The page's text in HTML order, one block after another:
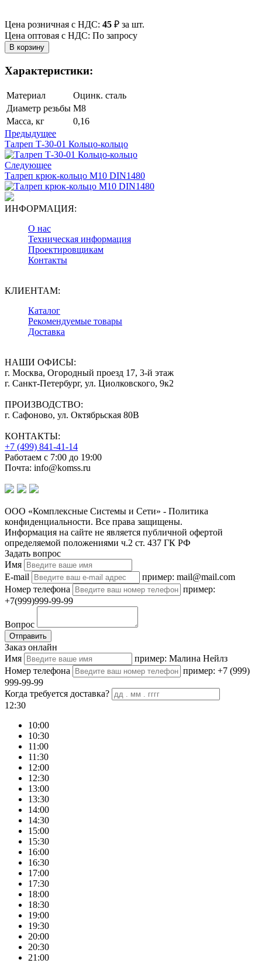
Цена розничная с НДС: 45 ₽ за шт.
Цена оптовая с НДС: По запросу
Характеристики:
Материал
Оцинк. сталь
Диаметр резьбы М8
Масса, кг
0,16
Предыдущее
Талреп Т-30-01 Кольцо-кольцо
Следующее
Талреп крюк-кольцо М10 DIN1480
ИНФОРМАЦИЯ:
О нас
Техническая информация
Проектировщикам
Контакты
КЛИЕНТАМ:
Каталог
Рекомендуемые товары
Доставка
НАШИ ОФИСЫ:
г. Москва, Огородный проезд 17, 3-й этаж
г. Санкт-Петербург, ул. Циолковского, 9к2
ПРОИЗВОДСТВО:
г. Сафоново, ул. Октябрьская 80В
КОНТАКТЫ:
+7 (499) 841-41-14
Работаем с 7:00 до 19:00
Почта: info@komss.ru
ООО «Комплексные Системы и Сети» - Политика
конфиденциальности. Все права защищены.
Информация на сайте не является публичной офертой
определяемой положениями ч.2 ст. 437 ГК РФ
Задать вопрос
Имя
E-mail
пример: mail@mail.com
Номер телефона
пример:
+7(999)999-99-99
Вопрос
Отправить
Заказ онлайн
Имя
пример: Малина Нейлз
Номер телефона
пример: +7 (999)
999-99-99
Когда требуется доставка?
12:30
10:00
10:30
11:00
11:30
12:00
12:30
13:00
13:30
14:00
14:30
15:00
15:30
16:00
16:30
17:00
17:30
18:00
18:30
19:00
19:30
20:00
20:30
21:00